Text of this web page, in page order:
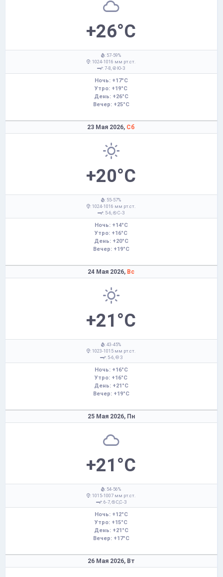
+26°C
: 57-59%
: 1024-1016 мм рт.ст.
: 7-8,
Ю-З
Ночь: +17°C
Утро: +19°C
День: +26°C
Вечер: +25°C
23 Мая 2026, Сб
+20°C
: 55-57%
: 1024-1016 мм рт.ст.
: 5-6,
С-З
Ночь: +14°C
Утро: +16°C
День: +20°C
Вечер: +19°C
24 Мая 2026, Вс
+21°C
: 43-45%
: 1023-1015 мм рт.ст.
: 5-6,
З
Ночь: +16°C
Утро: +16°C
День: +21°C
Вечер: +19°C
25 Мая 2026, Пн
+21°C
: 54-56%
: 1015-1007 мм рт.ст.
: 6-7,
С,С-З
Ночь: +12°C
Утро: +15°C
День: +21°C
Вечер: +17°C
26 Мая 2026, Вт